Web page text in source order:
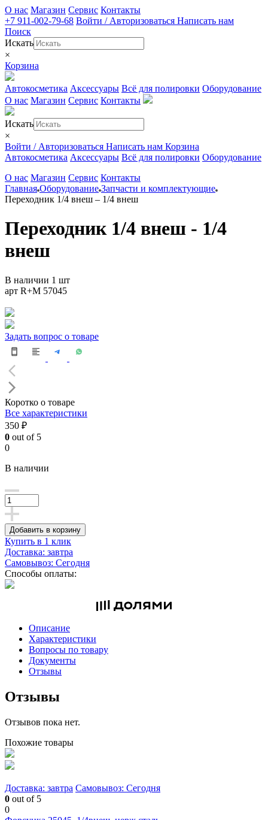
О нас Магазин Сервис Контакты
+7 911-002-79-68 Войти / Авторизоваться Написать нам
Поиск
Искать
×
Корзина
Автокосметика Аксессуары Всё для полировки Оборудование
О нас Магазин Сервис Контакты
Искать
×
Войти / Авторизоваться Написать нам Корзина
Автокосметика Аксессуары Всё для полировки Оборудование
О нас Магазин Сервис Контакты
Главная Оборудование Запчасти и комплектующие
Переходник 1/4 внеш – 1/4 внеш
Переходник 1/4 внеш - 1/4
внеш
В наличии 1 шт
арт R+M 57045
Задать вопрос о товаре
Коротко о товаре
Все характеристики
350 ₽
0 out of 5
0
В наличии
Добавить в корзину
Купить в 1 клик
Доставка: завтра
Самовывоз: Сегодня
Способы оплаты:
Описание
Характеристики
Вопросы по товару
Документы
Отзывы
Отзывы
Отзывов пока нет.
Похожие товары
Доставка: завтра Самовывоз: Сегодня
0 out of 5
0